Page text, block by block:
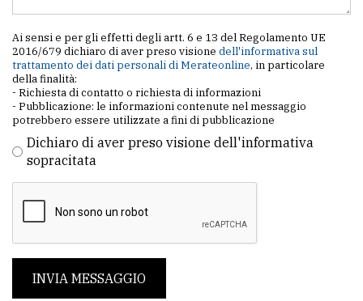
Ai sensi e per gli effetti degli artt. 6 e 13 del Regolamento UE
2016/679 dichiaro di aver preso visione dell'informativa sul
trattamento dei dati personali di Merateonline, in particolare
della finalità:
- Richiesta di contatto o richiesta di informazioni
- Pubblicazione: le informazioni contenute nel messaggio
potrebbero essere utilizzate a fini di pubblicazione
Dichiaro di aver preso visione dell'informativa
sopracitata
INVIA MESSAGGIO